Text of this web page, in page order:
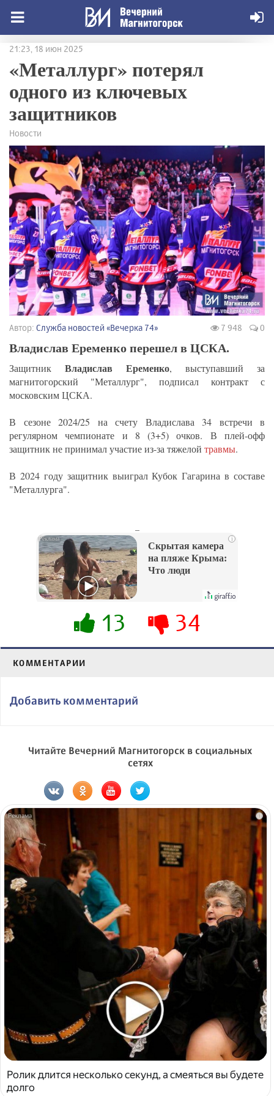
21:23, 18 июн 2025
«Металлург» потерял
одного из ключевых
защитников
Новости
Автор: Служба новостей «Вечерка 74» 7 948 0
Владислав Еременко перешел в ЦСКА.
Защитник Владислав Еременко, выступавший за
магнитогорский "Металлург", подписал контракт с
московским ЦСКА.
В сезоне 2024/25 на счету Владислава 34 встречи в
регулярном чемпионате и 8 (3+5) очков. В плей-офф
защитник не принимал участие из-за тяжелой травмы.
В 2024 году защитник выиграл Кубок Гагарина в составе
"Металлурга".
i
Скрытая камера
на пляже Крыма:
Что люди
их не видят...
13 34
КОММЕНТАРИИ
Добавить комментарий
Читайте Вечерний Магнитогорск в социальных
сетях
i
Ролик длится несколько секунд, а смеяться вы будете
долго